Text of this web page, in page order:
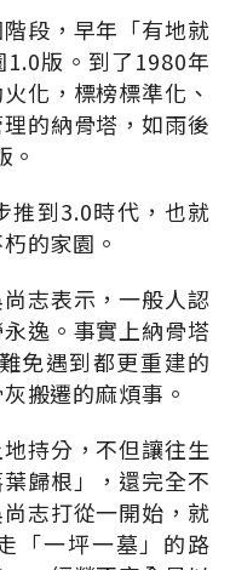
段，早年「有地就
版。到了1980年
化，標榜標準化、
的納骨塔，如雨後
推到3.0時代，也就
的家園。
志表示，一般人認
逸。事實上納骨塔
免遇到都更重建的
搬遷的麻煩事。
持分，不但讓往生
歸根」，還完全不
志打從一開始，就
「一坪一墓」的路